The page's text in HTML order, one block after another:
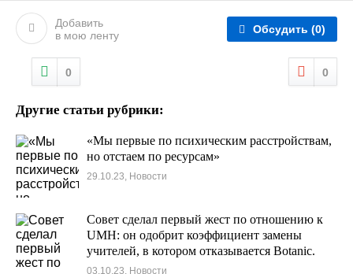
Добавить
в мою ленту
Обсудить (0)
0 0
Другие статьи рубрики:
«Мы первые по психическим расстройствам,
но отстаем по ресурсам»
29.10.23, Новости
Совет сделал первый жест по отношению к
UMH: он одобрит коэффициент замены
учителей, в котором отказывается Botanic.
03.10.23, Новости